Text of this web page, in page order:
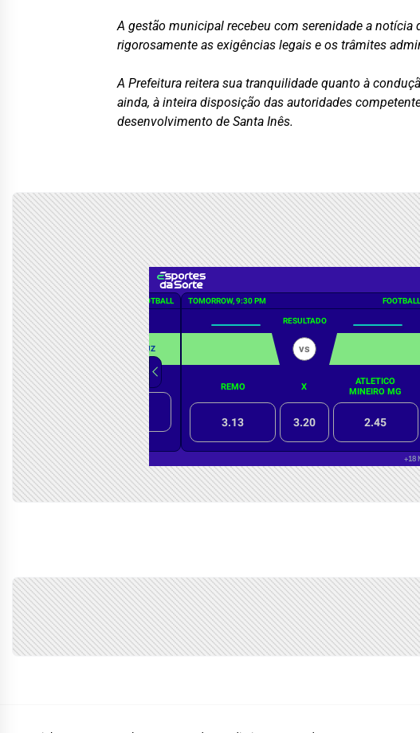
A gestão municipal recebeu com serenidade a notícia
rigorosamente as exigências legais e os trâmites
A Prefeitura reitera sua tranquilidade quanto à
ainda, à inteira disposição das autoridades
desenvolvimento de Santa Inês.